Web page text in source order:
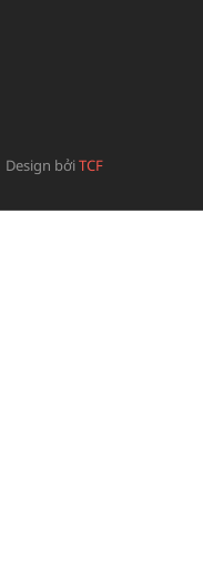
Design bởiTCF